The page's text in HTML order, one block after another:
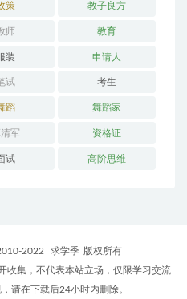
策 教子良方
师 教育
装 申请人
试 考生
蹈 舞蹈家
军 资格证
试 高阶思维
2022 求学季 版权所有
收集，不代表本站立场，仅限学习交流
请在下载后24小时内删除。